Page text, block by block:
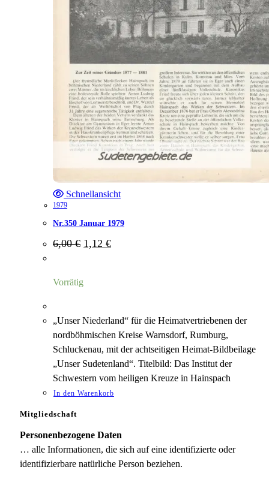
Schnellansicht
1979
Nr.350 Januar 1979
6,00€ Ursprünglicher
Preis
1,12 €Aktueller
Preis
Vorrätig
„Unser Niederland“ für die Heimatvertriebenen der
nordböhmischen Kreise Warnsdorf, Rumburg,
Schluckenau, mit der achtseitigen Heimat-Bildbeilage
„Unser Sudetenland“. Titelbild: Das Institut der
Schwestern vom heiligen Kreuze in Hainspach
In den Warenkorb
Mitgliedschaft
Personenbezogene Daten
… alle Informationen, die sich auf eine identifizierte oder
identifizierbare natürliche Person beziehen.